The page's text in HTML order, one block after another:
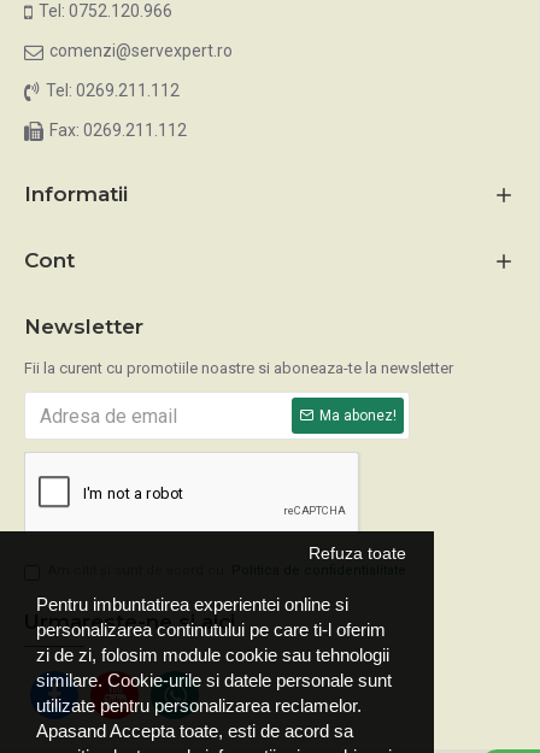
Pentru imbuntatirea experientei online si
personalizarea continutului pe care ti-l oferim
zi de zi, folosim module cookie sau tehnologii
similare. Cookie-urile si datele personale sunt
utilizate pentru personalizarea reclamelor.
Apasand Accepta toate, esti de acord sa
Refuza toate
Tel: 0752.120.966
comenzi@servexpert.ro
Tel: 0269.211.112
Fax: 0269.211.112
Informatii
Cont
Newsletter
Fii la curent cu promotiile noastre si aboneaza-te la newsletter
Ma abonez!
Urmareste-ne si aici